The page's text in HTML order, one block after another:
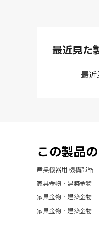
最近見た
最近
この製品
産業機器用 機構部品
家具金物・建築金物
家具金物・建築金物
家具金物・建築金物